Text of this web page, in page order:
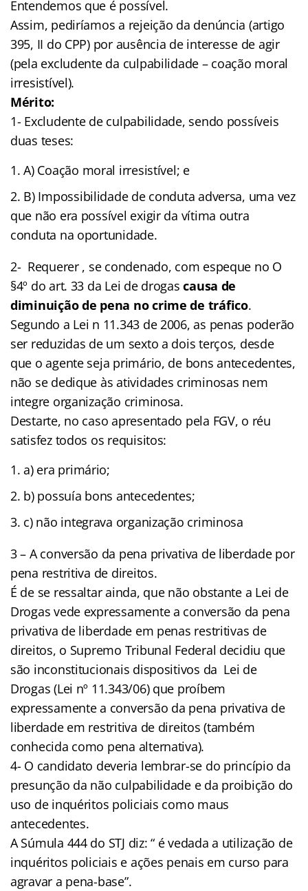
Entendemos que é possível.
Assim, pediríamos a rejeição da denúncia (artigo
395, II do CPP) por ausência de interesse de agir
(pela excludente da culpabilidade – coação moral
irresistível).
Mérito:
1- Excludente de culpabilidade, sendo possíveis
duas teses:
A) Coação moral irresistível; e
B) Impossibilidade de conduta adversa, uma vez
que não era possível exigir da vítima outra
conduta na oportunidade.
2- Requerer , se condenado, com espeque no O
§4º do art. 33 da Lei de drogascausa de
diminuição de pena no crime de tráfico.
Segundo a Lei n 11.343 de 2006, as penas poderão
ser reduzidas de um sexto a dois terços, desde
que o agente seja primário, de bons antecedentes,
não se dedique às atividades criminosas nem
integre organização criminosa.
Destarte, no caso apresentado pela FGV, o réu
satisfez todos os requisitos:
a) era primário;
b) possuía bons antecedentes;
c) não integrava organização criminosa
3 – A conversão da pena privativa de liberdade por
pena restritiva de direitos.
É de se ressaltar ainda, que não obstante a Lei de
Drogas vede expressamente a conversão da pena
privativa de liberdade em penas restritivas de
direitos, o Supremo Tribunal Federal decidiu que
são inconstitucionais dispositivos da Lei de
Drogas (Lei nº 11.343/06) que proíbem
expressamente a conversão da pena privativa de
liberdade em restritiva de direitos (também
conhecida como pena alternativa).
4- O candidato deveria lembrar-se do princípio da
presunção da não culpabilidade e da proibição do
uso de inquéritos policiais como maus
antecedentes.
A Súmula 444 do STJ diz: “ é vedada a utilização de
inquéritos policiais e ações penais em curso para
agravar a pena-base”.